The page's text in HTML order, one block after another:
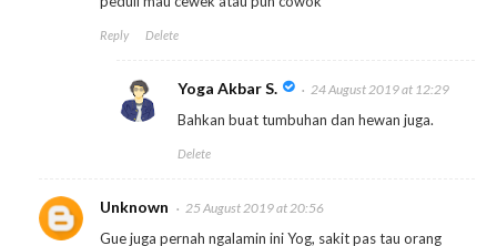
Reply Delete
Yoga Akbar S. 24 August 2019 at 12:29
Bahkan buat tumbuhan dan hewan juga.
Delete
Unknown 25 August 2019 at 20:56
Gue juga pernah ngalamin ini Yog, sakit pas tau orang